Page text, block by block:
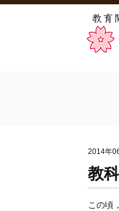
2014年
教
この頃